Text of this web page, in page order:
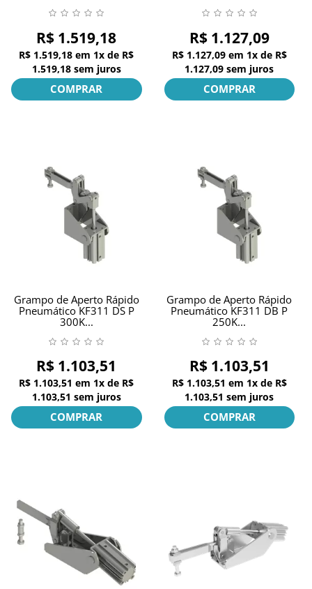
R$ 1.519,18
R$ 1.519,18 em 1x de R$
1.519,18 sem juros
COMPRAR
R$ 1.127,09
R$ 1.127,09 em 1x de R$
1.127,09 sem juros
COMPRAR
Grampo de Aperto Rápido
Pneumático KF311 DS P
300K...
R$ 1.103,51
R$ 1.103,51 em 1x de R$
1.103,51 sem juros
COMPRAR
Grampo de Aperto Rápido
Pneumático KF311 DB P
250K...
R$ 1.103,51
R$ 1.103,51 em 1x de R$
1.103,51 sem juros
COMPRAR